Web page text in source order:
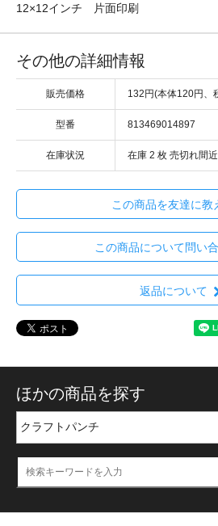
12×12インチ 片面印刷
その他の詳細情報
販売価格 132円(本体120円、
型番 813469014897
在庫状況 在庫 2 枚 売切れ間近
この商品を友達に教
この商品について問い
返品について
ほかの商品を探す